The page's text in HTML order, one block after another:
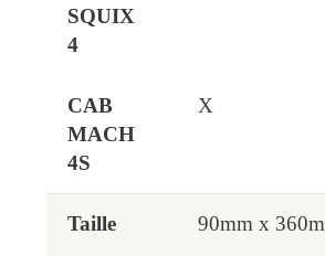
X
90mm x 360m